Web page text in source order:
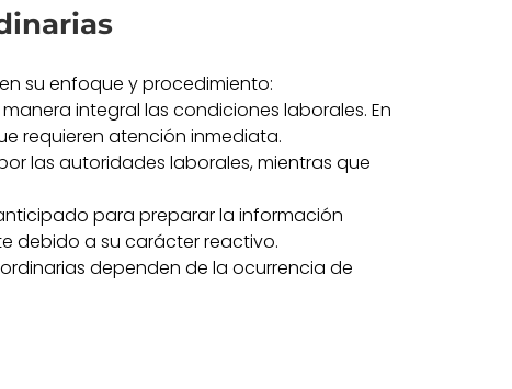
su enfoque y procedimiento:
integral las condiciones laborales. En
requieren atención inmediata.
las autoridades laborales, mientras que
para preparar la información
debido a su carácter reactivo.
dependen de la ocurrencia de